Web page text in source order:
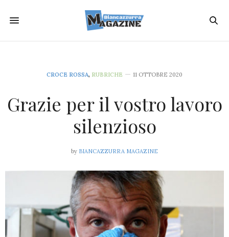
CROCE ROSSA, RUBRICHE 11 OTTOBRE 2020
Grazie per il vostro lavoro
silenzioso
by BIANCAZZURRA MAGAZINE